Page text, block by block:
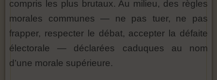
compris les plus brutaux. Au milieu, des règles
morales communes — ne pas tuer, ne pas
frapper, respecter le débat, accepter la défaite
électorale — déclarées caduques au nom
d’une morale supérieure.